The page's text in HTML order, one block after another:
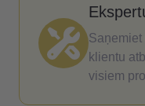
klientu
visiem